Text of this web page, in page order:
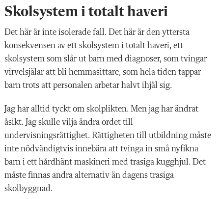
Skolsystem i totalt haveri
Det här är inte isolerade fall. Det här är den yttersta
konsekvensen av ett skolsystem i totalt haveri, ett
skolsystem som slår ut barn med diagnoser, som tvingar
virvelsjälar att bli hemmasittare, som hela tiden tappar
barn trots att personalen arbetar halvt ihjäl sig.
Jag har alltid tyckt om skolplikten. Men jag har ändrat
åsikt. Jag skulle vilja ändra ordet till
undervisningsrättighet. Rättigheten till utbildning måste
inte nödvändigtvis innebära att tvinga in små nyfikna
barn i ett hårdhänt maskineri med trasiga kugghjul. Det
måste finnas andra alternativ än dagens trasiga
skolbyggnad.